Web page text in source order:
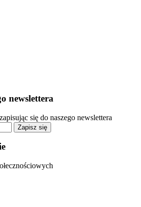
newslettera
się do naszego newslettera
Zapisz się